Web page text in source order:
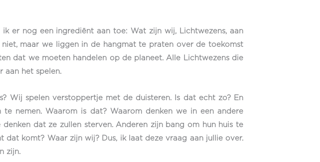
er nog een ingrediënt aan toe: Wat zijn wij, Lichtwezens, aan
maar we liggen in de hangmat te praten over de toekomst
dat we moeten handelen op de planeet. Alle Lichtwezens die
aan het spelen.
Wij spelen verstoppertje met de duisteren. Is dat echt zo? En
nemen. Waarom is dat? Waarom denken we in een andere
dat ze zullen sterven. Anderen zijn bang om hun huis te
komt? Waar zijn wij? Dus, ik laat deze vraag aan jullie over.
zijn.